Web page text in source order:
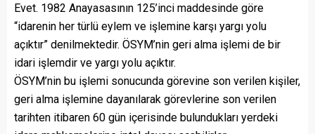
Evet. 1982 Anayasasının 125’inci maddesinde göre
“idarenin her türlü eylem ve işlemine karşı yargı yolu
açıktır” denilmektedir. ÖSYM’nin geri alma işlemi de bir
idari işlemdir ve yargı yolu açıktır.
ÖSYM’nin bu işlemi sonucunda görevine son verilen kişiler,
geri alma işlemine dayanılarak görevlerine son verilen
tarihten itibaren 60 gün içerisinde bulundukları yerdeki